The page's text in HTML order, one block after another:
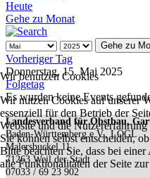
Heute
Gehe zu Monat
Gehe zu
Vorheriger Tag
Donnerstag, 15. Mai 2025
Folgetag
Es wurden keine Events
Landesverband für Obstbau,
Baden-Württemberg e.V., LOGL
Malersbuckel 11
71263 Weil der Stadt
07033 / 69 23 902
Wir benutzen Cookies
Wir nutzen Cookies auf unserer
essenziell für den Betrieb der
Website und die
Sie können selbst entscheiden,
Bitte beachten Sie, dass bei
alle Funktionalitäten der Seite